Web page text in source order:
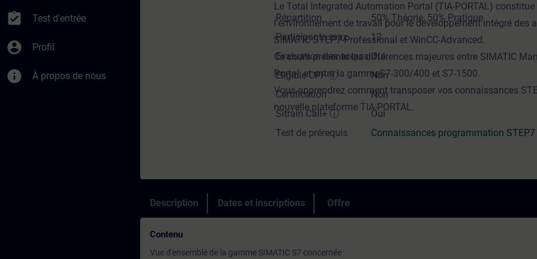
assignment_turned_in Test d'entrée
account_circle Profil
info À propos de nous
Le Total Integrated Automation Portal (TIA-PORTAL) constitue
l'environnement de travail pour le développement intégré des
SIMATIC STEP7-Professional et WinCC-Advanced.
Ce cours présente les différences majeures entre SIMATIC
Portal, et entre la gammeS7-300/400 et S7-1500.
Vous apprendrez comment transposer vos connaissances
nouvelle plateforme TIA-PORTAL.
Répartition
50% Théorie, 50% Pratique
Participants max
12
Evaluation des acquis Oui
Eligible CPFⓘ
Non
Certification
Non
Sitrain Call+ⓘ
Oui
Test de prérequis
Connaissances programmation STEP7
Description Dates et inscriptions Offre
Contenu
Vue d'ensemble de la gamme SIMATIC S7 concernée